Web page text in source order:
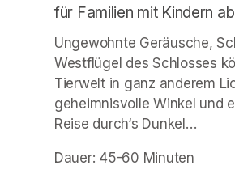
für Familien mit Kindern
Ungewohnte Geräusche,
Westflügel des Schlosses
Tierwelt in ganz anderem
geheimnisvolle Winkel und
Reise durch‘s Dunkel…
Dauer: 45-60 Minuten